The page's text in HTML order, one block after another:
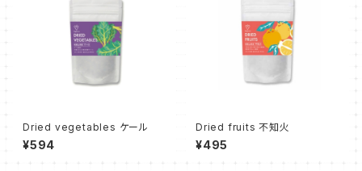
Dried vegetables ケール
¥594
Dried fruits 不知火
¥495